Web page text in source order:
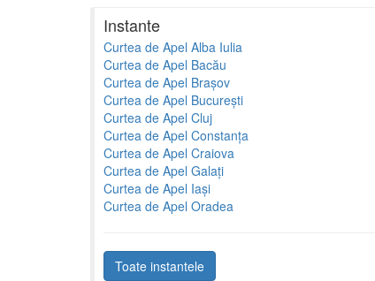
Instante
Curtea de Apel Alba Iulia
Curtea de Apel Bacău
Curtea de Apel Brașov
Curtea de Apel București
Curtea de Apel Cluj
Curtea de Apel Constanța
Curtea de Apel Craiova
Curtea de Apel Galați
Curtea de Apel Iași
Curtea de Apel Oradea
Toate instantele